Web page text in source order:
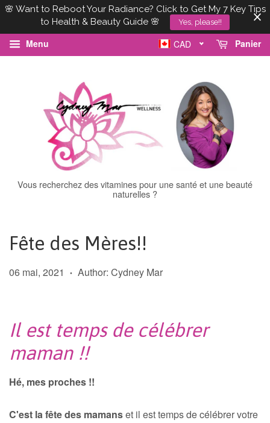
🌸 Want to Reboot Your Radiance? Click to Get My 7 Key Tips
to Health & Beauty Guide 🌸
Yes, please!!
Menu Panier
CAD
Vous recherchez des vitamines pour une santé et une beauté
naturelles ?
Fête des Mères!!
06 mai, 2021 • Author: Cydney Mar
Il est temps de célébrer
maman !!
Hé, mes proches !!
C'est la fête des mamanset il est temps de célébrer votre